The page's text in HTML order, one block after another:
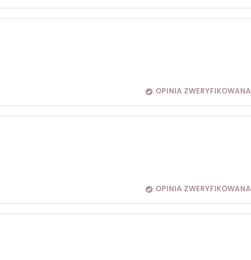
OPINIA ZWERYFIKOWANA
OPINIA ZWERYFIKOWANA